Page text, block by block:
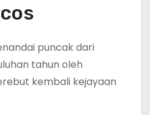
puncak dari
tahun oleh
kembali kejayaan